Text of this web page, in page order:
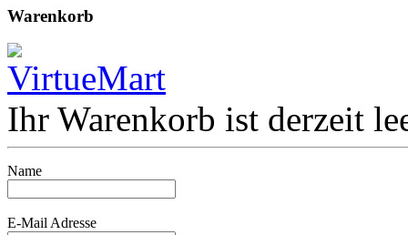
Warenkorb
Ihr Warenkorb ist derzeit
Name
E-Mail Adresse